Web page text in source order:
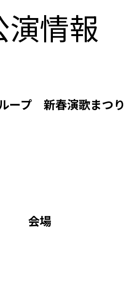
演情報
会場